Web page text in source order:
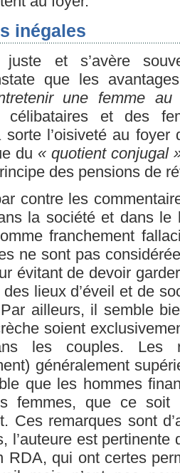
inégales
juste et s’avère
que les
une femme
célibataires et des
l’oisiveté au foyer
du « quotient conjugal
des pensions de
contre les
la société et dans le
franchement
ne sont pas
évitant de devoir
lieux d’éveil et de
ailleurs, il semble
soient
les couples. Les
généralement
que les hommes
femmes, que ce
Ces remarques sont
l’auteure est
RDA, qui ont certes